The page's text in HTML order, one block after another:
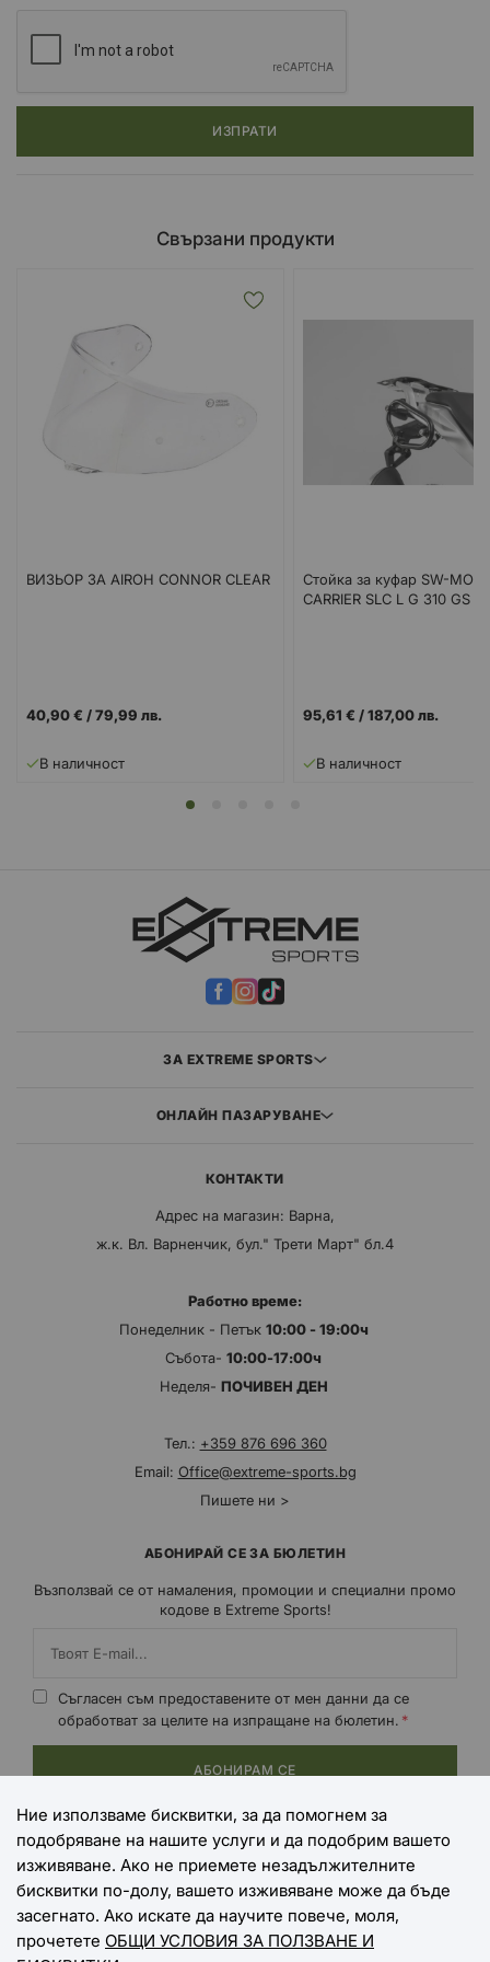
ИЗПРАТИ
Свързани продукти
ВИЗЬОР ЗА AIROH CONNOR CLEAR
40,90 € /79,99 лв.
В наличност
Стойка за куфар SW-
CARRIER SLC L G 310 GS
95,61 € /187,00 лв.
В наличност
ЗА EXTREME SPORTS
ОНЛАЙН ПАЗАРУВАНЕ
КОНТАКТИ
Адрес на магазин: Варна,
ж.к. Вл. Варненчик, бул." Трети Март" бл.4
Работно време:
Понеделник - Петък 10:00 - 19:00ч
Събота- 10:00-17:00ч
Неделя- ПОЧИВЕН ДЕН
Тел.: +359 876 696 360
Email: Office@extreme-sports.bg
Пишете ни >
АБОНИРАЙ СЕ ЗА БЮЛЕТИН
Възползвай се от намаления, промоции и специални промо
кодове в Extreme Sports!
Съгласен съм предоставените от мен данни да се
обработват за целите на изпращане на бюлетин.
АБОНИРАМ СЕ
НАЧИНИ НА ПЛАЩАНЕ
НАЧИНИ НА ДОСТАВКА
Ние използваме бисквитки, за да помогнем за
подобряване на нашите услуги и да подобрим вашето
изживяване. Ако не приемете незадължителните
бисквитки по-долу, вашето изживяване може да бъде
засегнато. Ако искате да научите повече, моля,
прочетете ОБЩИ УСЛОВИЯ ЗА ПОЛЗВАНЕ И